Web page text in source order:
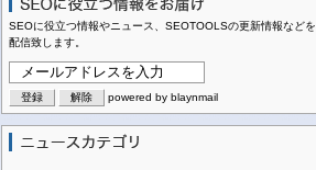
SEOに役立つ情報やニュース、SEOTOOLSの更新情報などを
配信致します。
powered by blaynmail